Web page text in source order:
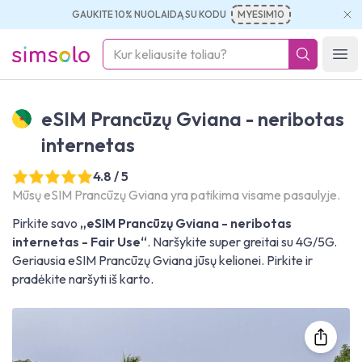
GAUKITE 10% NUOLAIDĄ SU KODU MYESIM10
simsolo
eSIM Prancūzų Gviana - neribotas
internetas
4.8 / 5
Mūsų eSIM Prancūzų Gviana yra patikima visame pasaulyje.
Pirkite savo „eSIM Prancūzų Gviana - neribotas
internetas - Fair Use“. Naršykite super greitai su 4G/5G.
Geriausia eSIM Prancūzų Gviana jūsų kelionei. Pirkite ir
pradėkite naršyti iš karto.